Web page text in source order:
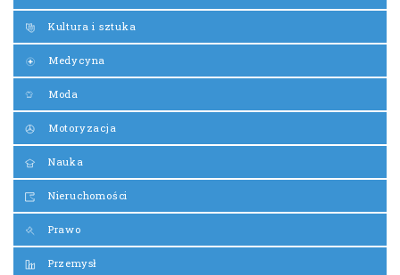
Kultura i sztuka
Medycyna
Moda
Motoryzacja
Nauka
Nieruchomości
Prawo
Przemysł